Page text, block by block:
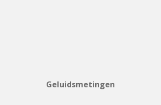
Geluidsmetingen